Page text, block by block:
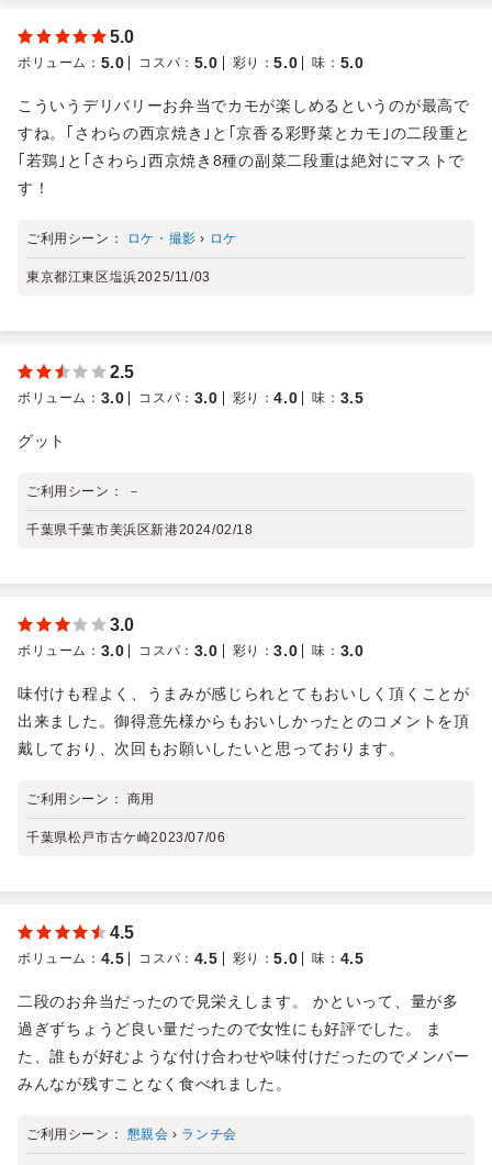
5.0
ボリューム ： 5.0 コスパ ： 5.0 彩り ：5.0 味 ： 5.0
こういうデリバリーお弁当でカモが楽しめるというのが最高で
すね。｢さわらの西京焼き｣と｢京香る彩野菜とカモ｣の二段重と
｢若鶏｣と｢さわら｣西京焼き8種の副菜二段重は絶対にマストで
す！
ご利用シーン： ロケ・撮影 › ロケ
東京都江東区塩浜2025/11/03
2.5
ボリューム ： 3.0 コスパ ： 3.0 彩り ：4.0 味 ： 3.5
グット
ご利用シーン： －
千葉県千葉市美浜区新港2024/02/18
3.0
ボリューム ： 3.0 コスパ ： 3.0 彩り ：3.0 味 ： 3.0
味付けも程よく、うまみが感じられとてもおいしく頂くことが
出来ました。御得意先様からもおいしかったとのコメントを頂
戴しており、次回もお願いしたいと思っております。
ご利用シーン： 商用
千葉県松戸市古ケ崎2023/07/06
4.5
ボリューム ： 4.5 コスパ ： 4.5 彩り ：5.0 味 ： 4.5
二段のお弁当だったので見栄えします。 かといって、量が多
過ぎずちょうど良い量だったので女性にも好評でした。 ま
た、誰もが好むような付け合わせや味付けだったのでメンバー
みんなが残すことなく食べれました。
ご利用シーン： 懇親会 › ランチ会